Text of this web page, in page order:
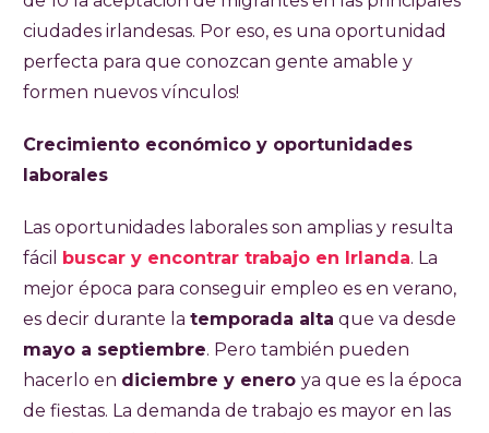
ciudades irlandesas. Por eso, es una oportunidad
perfecta para que conozcan gente amable y
formen nuevos vínculos!
Crecimiento económico y oportunidades
laborales
Las oportunidades laborales son amplias y resulta
fácil buscar y encontrar trabajo en Irlanda. La
mejor época para conseguir empleo es en verano,
es decir durante la temporada alta que va desde
mayo a septiembre. Pero también pueden
hacerlo en diciembre y enero ya que es la época
de fiestas. La demanda de trabajo es mayor en las